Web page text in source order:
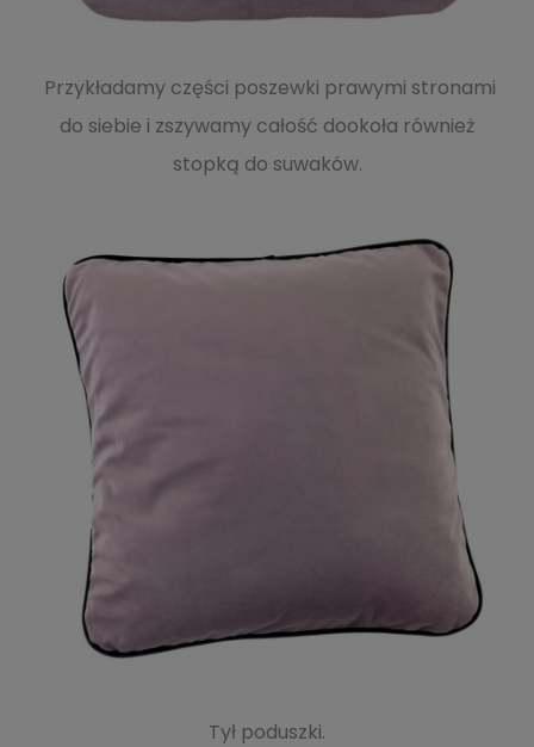
Przykładamy części poszewki prawymi stronami
do siebie i zszywamy całość dookoła również
stopką do suwaków.
Tył poduszki.